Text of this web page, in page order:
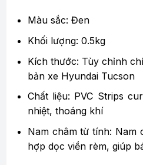
Màu sắc: Đen
Khối lượng: 0.5kg
Kích thước: Tùy chỉnh
bản xe Hyundai Tucson
Chất liệu: PVC Strips
nhiệt, thoáng khí
Nam châm từ tính: Nam
hợp dọc viền rèm, giúp